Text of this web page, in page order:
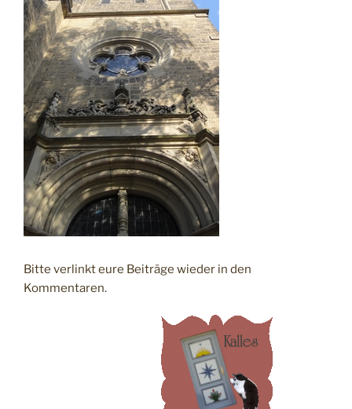
Bitte verlinkt eure Beiträge wieder in den
Kommentaren.